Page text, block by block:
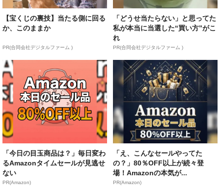
【宝くじの裏技】当たる側に回る
か、このままか
PR(合同会社デジタルファーム )
「どうせ当たらない」と思ってた
私が本当に当選した“買い方”がこ
れ
PR(合同会社デジタルファーム )
「今日の目玉商品は？」毎日変わ
るAmazonタイムセールが見逃せ
ない
PR(Amazon)
「え、こんなセールやってた
の？」80％OFF以上が続々登
場！Amazonの本気が...
PR(Amazon)